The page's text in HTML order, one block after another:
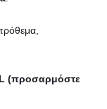
(προσαρμόστε